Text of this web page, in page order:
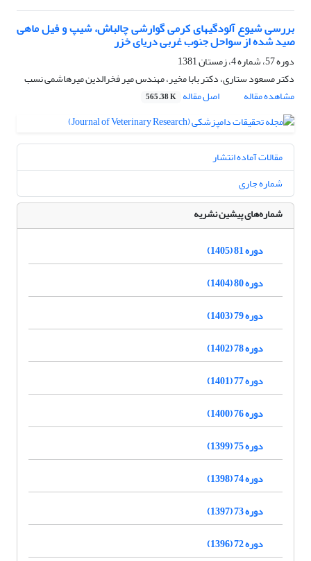
بررسی شیوع آلودگیهای کرمی گوارشی چالباش، شیپ و فیل ماهی
صید شده از سواحل جنوب غربی دریای خزر
دوره 57، شماره 4، زمستان 1381
دکتر مسعود ستاری، دکتر بابا مخیر، مهندس میر فخرالدین میرهاشمی نسب
مشاهده مقاله
اصل مقاله 565.38 K
مقالات آماده انتشار
شماره جاری
شماره‌های پیشین نشریه
دوره 81 (1405)
دوره 80 (1404)
دوره 79 (1403)
دوره 78 (1402)
دوره 77 (1401)
دوره 76 (1400)
دوره 75 (1399)
دوره 74 (1398)
دوره 73 (1397)
دوره 72 (1396)